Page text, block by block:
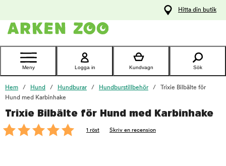
Kontakta
Hitta din butik
Meny Logga in Kundvagn Sök
Hem Hund Hundburar Hundburstillbehör
Trixie Bilbälte för
Hund med Karbinhake
Trixie Bilbälte för Hund med Karbinhake
1 röst Skriv en recension
foo